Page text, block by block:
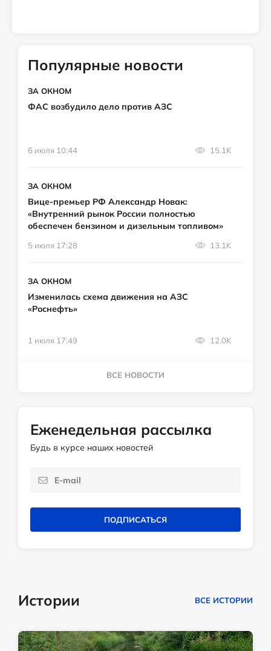
Популярные новости
ЗА ОКНОМ
ФАС возбудило дело против АЗС
6 июля 10:44 15.1K
ЗА ОКНОМ
Вице-премьер РФ Александр Новак:
«Внутренний рынок России полностью
обеспечен бензином и дизельным топливом»
5 июля 17:28 13.1K
ЗА ОКНОМ
Изменилась схема движения на АЗС
«Роснефть»
1 июля 17:49 12.0K
ВСЕ НОВОСТИ
Еженедельная рассылка
Будь в курсе наших новостей
ПОДПИСАТЬСЯ
Истории ВСЕ ИСТОРИИ